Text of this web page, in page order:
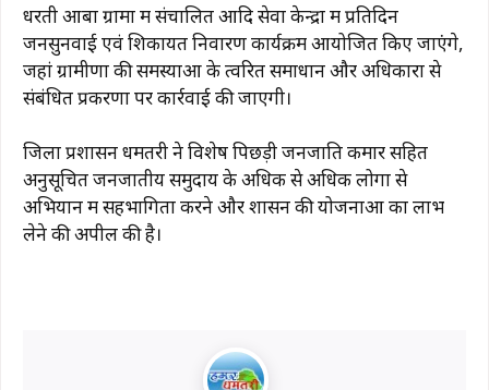
धरती आबा ग्रामों में संचालित आदि सेवा केन्द्रों में प्रतिदिन
जनसुनवाई एवं शिकायत निवारण कार्यक्रम आयोजित किए जाएंगे,
जहां ग्रामीणों की समस्याओं के त्वरित समाधान और अधिकारों से
संबंधित प्रकरणों पर कार्रवाई की जाएगी।
जिला प्रशासन धमतरी ने विशेष पिछड़ी जनजाति कमार सहित
अनुसूचित जनजातीय समुदाय के अधिक से अधिक लोगों से
अभियान में सहभागिता करने और शासन की योजनाओं का लाभ
लेने की अपील की है।